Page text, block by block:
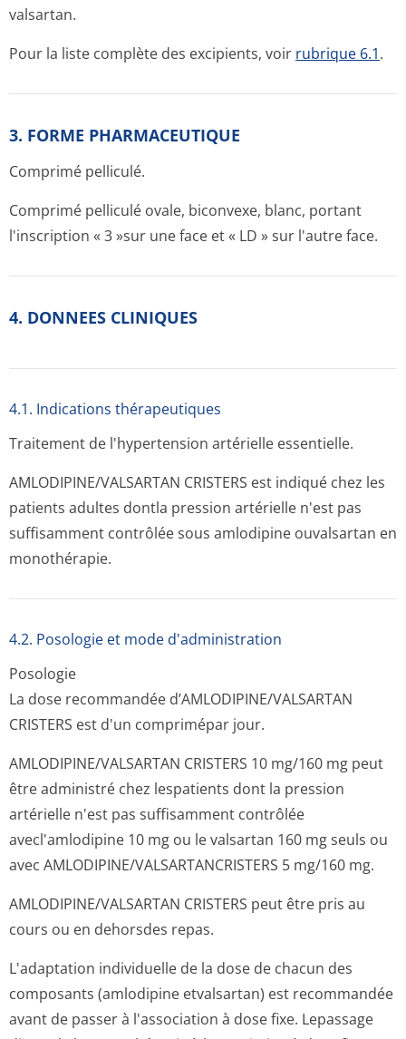
valsartan.
Pour la liste complète des excipients, voir rubrique 6.1.
3. FORME PHARMACEUTIQUE
Comprimé pelliculé.
Comprimé pelliculé ovale, biconvexe, blanc, portant
l'inscription « 3 »sur une face et « LD » sur l'autre face.
4. DONNEES CLINIQUES
4.1. Indications thérapeutiques
Traitement de l'hypertension artérielle essentielle.
AMLODIPINE/VAL­SARTAN CRISTERS est indiqué chez les
patients adultes dontla pression artérielle n'est pas
suffisamment contrôlée sous amlodipine ouvalsartan en
monothérapie.
4.2. Posologie et mode d'administration
Posologie
La dose recommandée d’AMLODIPINE/VAL­SARTAN
CRISTERS est d'un comprimépar jour.
AMLODIPINE/VAL­SARTAN CRISTERS 10 mg/160 mg peut
être administré chez lespatients dont la pression
artérielle n'est pas suffisamment contrôlée
avecl'amlodipine 10 mg ou le valsartan 160 mg seuls ou
avec AMLODIPINE/VAL­SARTANCRISTERS 5 mg/160 mg.
AMLODIPINE/VAL­SARTAN CRISTERS peut être pris au
cours ou en dehorsdes repas.
L'adaptation individuelle de la dose de chacun des
composants (amlodipine etvalsartan) est recommandée
avant de passer à l'association à dose fixe. Lepassage